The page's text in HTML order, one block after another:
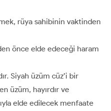
rüya sahibinin vaktinden
önce elde edeceği haram
Siyah üzüm cüz’i bir
üzüm, hayırdır ve
elde edilecek menfaate